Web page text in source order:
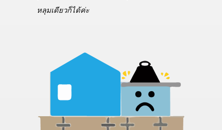
หลุมเดียวก็ได้ค่ะ